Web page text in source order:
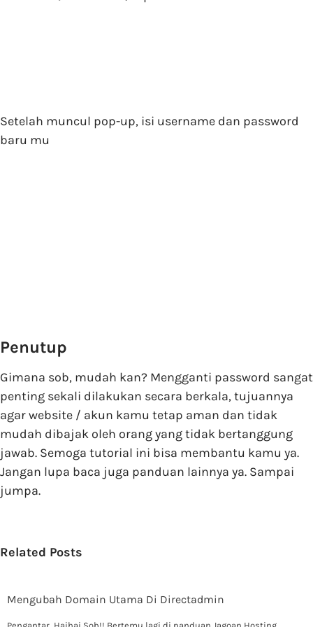
Setelah muncul pop-up, isi username dan password
baru mu
Penutup
Gimana sob, mudah kan? Mengganti password sangat
penting sekali dilakukan secara berkala, tujuannya
agar website / akun kamu tetap aman dan tidak
mudah dibajak oleh orang yang tidak bertanggung
jawab. Semoga tutorial ini bisa membantu kamu ya.
Jangan lupa baca juga panduan lainnya ya. Sampai
jumpa.
Related Posts
Mengubah Domain Utama Di Directadmin